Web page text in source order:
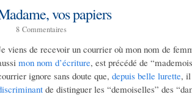
vos papiers
8 Commentaires
viens de recevoir un courrier où mon nom de
mon nom d’écriture, est précédé de
ignore sans doute que, depuis belle lurette, il
de distinguer les “demoiselles” des